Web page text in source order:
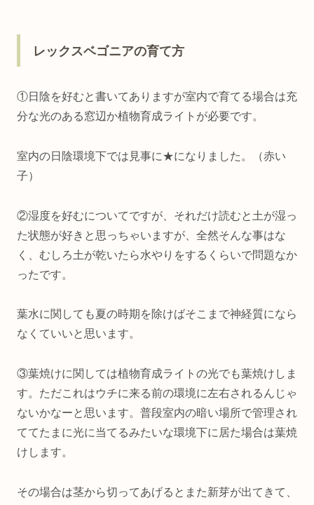
レックスベゴニアの育て方
①日陰を好むと書いてありますが室内で育てる場合は充
分な光のある窓辺か植物育成ライトが必要です。
室内の日陰環境下では見事に★になりました。（赤い
子）
②湿度を好むについてですが、それだけ読むと土が湿っ
た状態が好きと思っちゃいますが、全然そんな事はな
く、むしろ土が乾いたら水やりをするくらいで問題なか
ったです。
葉水に関しても夏の時期を除けばそこまで神経質になら
なくていいと思います。
③葉焼けに関しては植物育成ライトの光でも葉焼けしま
す。ただこれはウチに来る前の環境に左右されるんじゃ
ないかなーと思います。普段室内の暗い場所で管理され
ててたまに光に当てるみたいな環境下に居た場合は葉焼
けします。
その場合は茎から切ってあげるとまた新芽が出てきて、